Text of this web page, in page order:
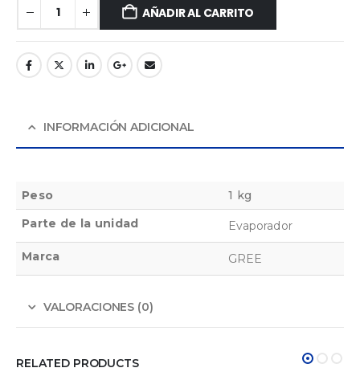
AÑADIR AL CARRITO
INFORMACIÓN ADICIONAL
Peso
1 kg
Parte de la unidad
Evaporador
Marca GREE
VALORACIONES (0)
RELATED PRODUCTS